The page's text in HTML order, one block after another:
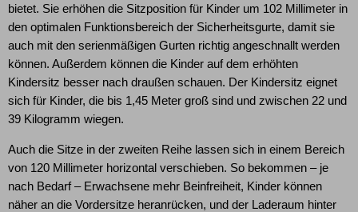
bietet. Sie erhöhen die Sitzposition für Kinder um 102 Millimeter in
den optimalen Funktionsbereich der Sicherheitsgurte, damit sie
auch mit den serienmäßigen Gurten richtig angeschnallt werden
können. Außerdem können die Kinder auf dem erhöhten
Kindersitz besser nach draußen schauen. Der Kindersitz eignet
sich für Kinder, die bis 1,45 Meter groß sind und zwischen 22 und
39 Kilogramm wiegen.
Auch die Sitze in der zweiten Reihe lassen sich in einem Bereich
von 120 Millimeter horizontal verschieben. So bekommen – je
nach Bedarf – Erwachsene mehr Beinfreiheit, Kinder können
näher an die Vordersitze heranrücken, und der Laderaum hinter